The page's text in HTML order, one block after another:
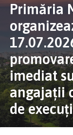
Primăria
imediat
angajații
de